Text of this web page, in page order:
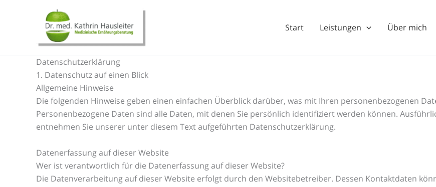
Start Leistungen Über mich
Datenschutz­erklärung
1. Datenschutz auf einen Blick
Allgemeine Hinweise
Die folgenden Hinweise geben einen einfachen Überblick darüber, was mit Ihren personenbezogenen
Personenbezogene Daten sind alle Daten, mit denen Sie persönlich identifiziert werden können.
entnehmen Sie unserer unter diesem Text aufgeführten Datenschutzerklärung.
Datenerfassung auf dieser Website
Wer ist verantwortlich für die Datenerfassung auf dieser Website?
Die Datenverarbeitung auf dieser Website erfolgt durch den Websitebetreiber. Dessen Kontaktdaten